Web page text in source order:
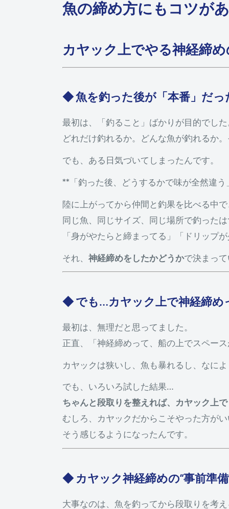
魚の締め方にもコツが
カヤック上でやる神経締
◆ 魚を釣った後が「本番」だっ
最初は、「釣ること」ばかりが目的でし
どれだけ釣れるか。どんな魚が釣れるか
でも、ある日気づいてしまったんです。
**「釣った後、どうするかで味が全然違
陸に上がってから仲間と釣果を比べる中
同じ魚、同じサイズ、同じ場所で釣った
「身がやたらと締まってる」「ドリップ
それ、 神経締めをしたかどうかで決まっ
◆ でも…カヤック上で神経締め
最初は、無理だと思ってました。
正直、「神経締めって、船の上でスペー
カヤックは狭いし、魚も暴れるし、なに
でも、いろいろ試した結果…
ちゃんと段取りを整えれば、カヤック上
むしろ、カヤックだからこそやった方が
そう感じるようになったんです。
◆ カヤック神経締めの“事前準備
大事なのは、魚を釣ってから段取りを考